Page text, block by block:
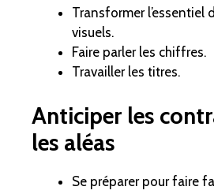
Transformer l’essentiel
visuels.
Faire parler les chiffres.
Travailler les titres.
Anticiper les
les aléas
Se préparer pour faire